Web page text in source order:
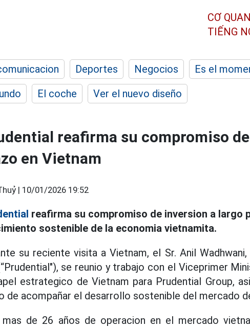
CƠ
TIẾNG
Deportes Negocios Es el
El coche Ver el nuevo diseño
reafirma su compromiso
en Vietnam
| 10/01/2026 19:52
reafirma su compromiso de inversion a largo
sostenible de la economia vietnamita.
su reciente visita a Vietnam, el Sr. Anil
se reunio y trabajo con el Viceprimer
estrategico de Vietnam para Prudential Group,
de acompañar el desarrollo sostenible del mercado
mas de 26 años de operacion en el mercado